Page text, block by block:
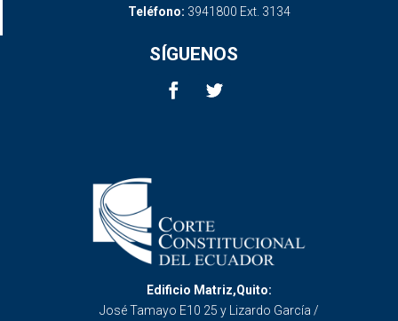
Teléfono: 3941800 Ext. 3134
SÍGUENOS
Edificio Matriz,Quito:
José Tamayo E10 25 y Lizardo García /